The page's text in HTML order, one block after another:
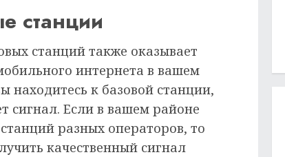
станции
станций также оказывает
интернета в вашем
находитесь к базовой станции,
сигнал. Если в вашем районе
разных операторов, то
качественный сигнал